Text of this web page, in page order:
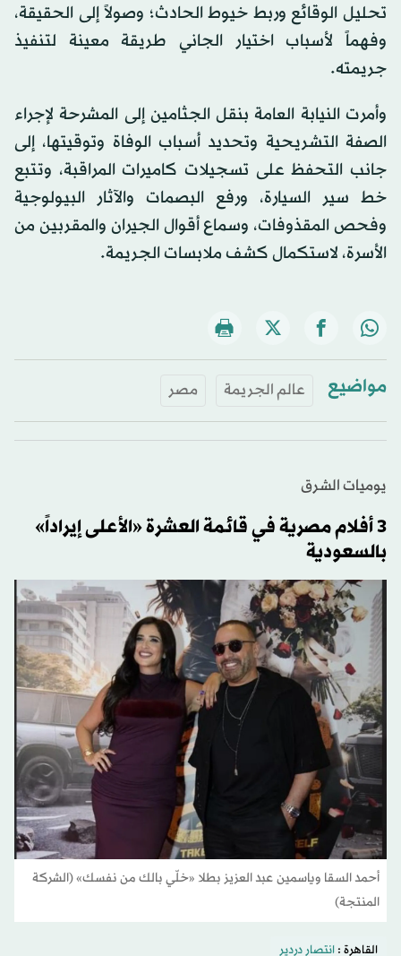
تحليل الوقائع وربط خيوط الحادث؛ وصولاً إلى الحقيقة،
وفهماً لأسباب اختيار الجاني طريقة معينة لتنفيذ
جريمته.
وأمرت النيابة العامة بنقل الجثامين إلى المشرحة لإجراء
الصفة التشريحية وتحديد أسباب الوفاة وتوقيتها، إلى
جانب التحفظ على تسجيلات كاميرات المراقبة، وتتبع
خط سير السيارة، ورفع البصمات والآثار البيولوجية
وفحص المقذوفات، وسماع أقوال الجيران والمقربين من
الأسرة، لاستكمال كشف ملابسات الجريمة.
مواضيع عالم الجريمة مصر
يوميات الشرق
3 أفلام مصرية في قائمة العشرة «الأعلى إيراداً»
بالسعودية
أحمد السقا وياسمين عبد العزيز بطلا «خلّي بالك من نفسك» (الشركة
المنتجة)
القاهرة :انتصار دردير